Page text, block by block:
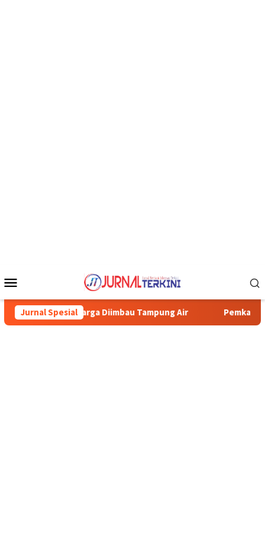
Mobile
Jurnal Spesial
Diimbau Tampung Air Pemkab Karimun minta